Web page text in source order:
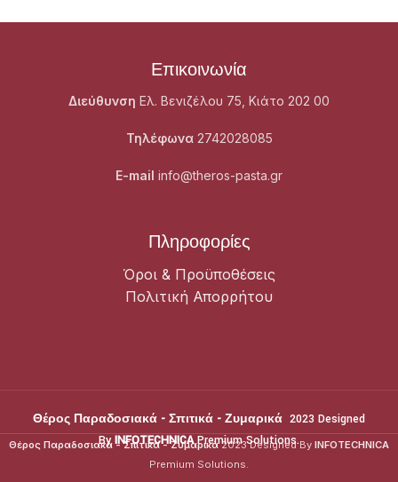
Επικοινωνία
Διεύθυνση Ελ. Βενιζέλου 75, Κιάτο 202 00
Τηλέφωνα 2742028085
E-mail info@theros-pasta.gr
Πληροφορίες
Όροι & Προϋποθέσεις
Πολιτική Απορρήτου
Θέρος Παραδοσιακά - Σπιτικά - Ζυμαρικά 2023 Designed
ByINFOTECHNICAPremium Solutions.
Θέρος Παραδοσιακά - Σπιτικά - Ζυμαρικά 2023 Designed By INFOTECHNICA
Premium Solutions.